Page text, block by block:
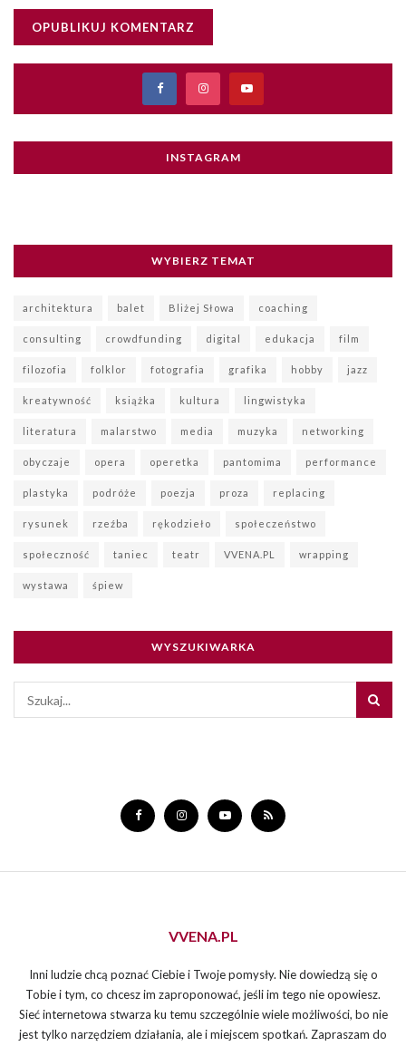
INSTAGRAM
WYBIERZ TEMAT
architektura balet Bliżej Słowa coaching
consulting crowdfunding digital edukacja film
filozofia folklor fotografia grafika hobby jazz
kreatywność książka kultura lingwistyka
literatura malarstwo media muzyka networking
obyczaje opera operetka pantomima performance
plastyka podróże poezja proza replacing
rysunek rzeźba rękodzieło społeczeństwo
społeczność taniec teatr VVENA.PL wrapping
wystawa śpiew
WYSZUKIWARKA
VVENA.PL
Inni ludzie chcą poznać Ciebie i Twoje pomysły. Nie dowiedzą się o
Tobie i tym, co chcesz im zaproponować, jeśli im tego nie opowiesz.
Sieć internetowa stwarza ku temu szczególnie wiele możliwości, bo nie
jest tylko narzędziem działania, ale i miejscem spotkań. Zapraszam do